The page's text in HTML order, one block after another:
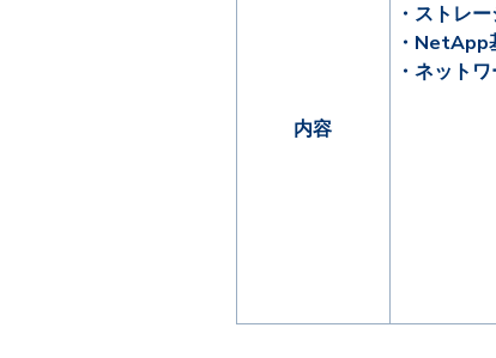
内容
・ストレ
・NetApp
・ネット